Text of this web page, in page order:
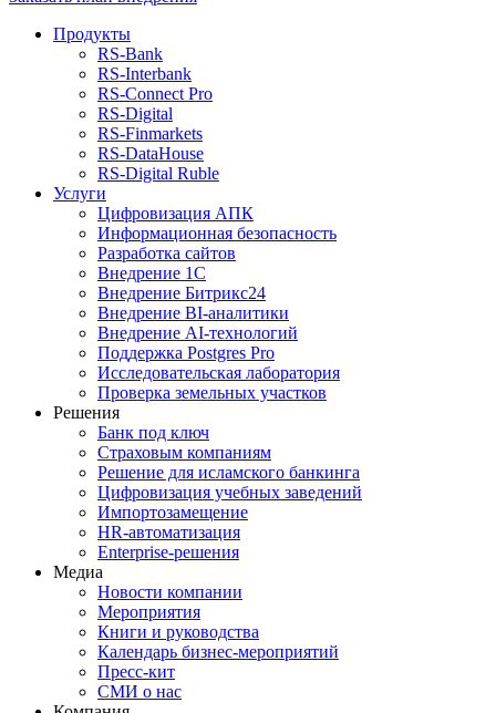
Продукты
RS‑Bank
RS‑Interbank
RS‑Connect Pro
RS‑Digital
RS‑Finmarkets
RS‑DataHouse
RS‑Digital Ruble
Услуги
Цифровизация АПК
Информационная безопасность
Разработка сайтов
Внедрение 1С
Внедрение Битрикс24
Внедрение BI‑аналитики
Внедрение AI‑технологий
Поддержка Postgres Pro
Исследовательская лаборатория
Проверка земельных участков
Решения
Банк под ключ
Страховым компаниям
Решение для исламского банкинга
Цифровизация учебных заведений
Импортозамещение
HR‑автоматизация
Enterprise-решения
Медиа
Новости компании
Мероприятия
Книги и руководства
Календарь бизнес‑мероприятий
Пресс‑кит
СМИ о нас